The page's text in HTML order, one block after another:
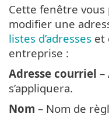
Cette fenêtre vous
modifier une
listes d’adresses et
entreprise :
Adresse courriel –
s’appliquera.
Nom – Nom de